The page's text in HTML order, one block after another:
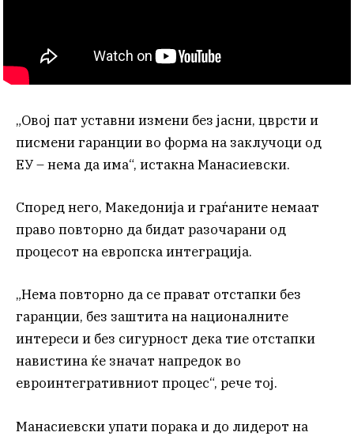
„Овој пат уставни измени без јасни, цврсти и
писмени гаранции во форма на заклучоци од
ЕУ – нема да има“, истакна Манасиевски.
Според него, Македонија и граѓаните немаат
право повторно да бидат разочарани од
процесот на европска интеграција.
„Нема повторно да се прават отстапки без
гаранции, без заштита на националните
интереси и без сигурност дека тие отстапки
навистина ќе значат напредок во
евроинтегративниот процес“, рече тој.
Манасиевски упати порака и до лидерот на